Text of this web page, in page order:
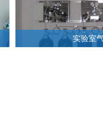
实验室